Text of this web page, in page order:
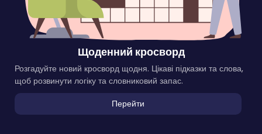
Щоденний кросворд
Розгадуйте новий кросворд щодня. Цікаві підказки та слова,
щоб розвинути логіку та словниковий запас.
Перейти